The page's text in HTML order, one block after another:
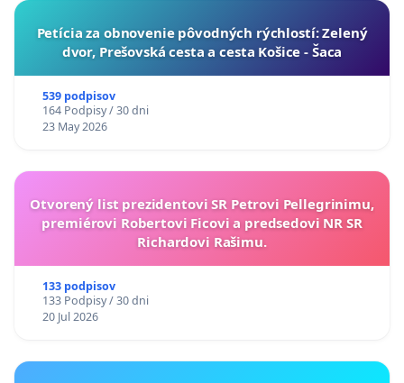
​Petícia za obnovenie pôvodných rýchlostí: Zelený
dvor, Prešovská cesta a cesta Košice - Šaca
539 podpisov
164 Podpisy / 30 dni
23 May 2026
Otvorený list prezidentovi SR Petrovi Pellegrinimu,
premiérovi Robertovi Ficovi a predsedovi NR SR
Richardovi Rašimu.
133 podpisov
133 Podpisy / 30 dni
20 Jul 2026